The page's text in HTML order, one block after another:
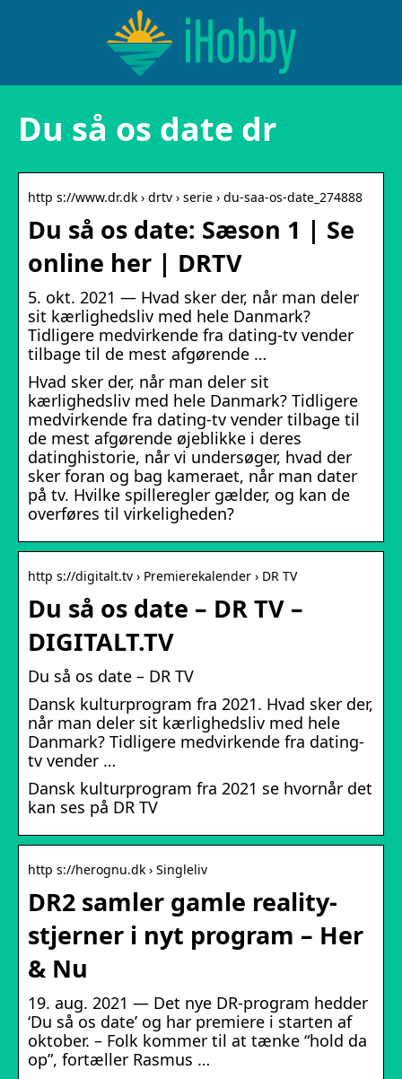
Du så os date dr
http s://www.dr.dk › drtv › serie › du-saa-os-date_274888
Du så os date: Sæson 1 | Se
online her | DRTV
5. okt. 2021 — Hvad sker der, når man deler
sit kærlighedsliv med hele Danmark?
Tidligere medvirkende fra dating-tv vender
tilbage til de mest afgørende …
Hvad sker der, når man deler sit
kærlighedsliv med hele Danmark? Tidligere
medvirkende fra dating-tv vender tilbage til
de mest afgørende øjeblikke i deres
datinghistorie, når vi undersøger, hvad der
sker foran og bag kameraet, når man dater
på tv. Hvilke spilleregler gælder, og kan de
overføres til virkeligheden?
http s://digitalt.tv › Premierekalender › DR TV
Du så os date – DR TV –
DIGITALT.TV
Du så os date – DR TV
Dansk kulturprogram fra 2021. Hvad sker der,
når man deler sit kærlighedsliv med hele
Danmark? Tidligere medvirkende fra dating-
tv vender …
Dansk kulturprogram fra 2021 se hvornår det
kan ses på DR TV
http s://herognu.dk › Singleliv
DR2 samler gamle reality-
stjerner i nyt program – Her
& Nu
19. aug. 2021 — Det nye DR-program hedder
‘Du så os date’ og har premiere i starten af
oktober. – Folk kommer til at tænke “hold da
op”, fortæller Rasmus …